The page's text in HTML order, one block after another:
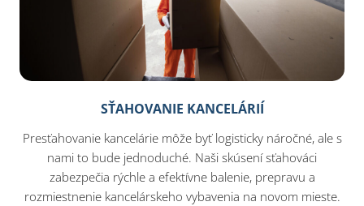
SŤAHOVANIE KANCELÁRIÍ
Presťahovanie kancelárie môže byť logisticky náročné, ale s
nami to bude jednoduché. Naši skúsení sťahováci
zabezpečia rýchle a efektívne balenie, prepravu a
rozmiestnenie kancelárskeho vybavenia na novom mieste.